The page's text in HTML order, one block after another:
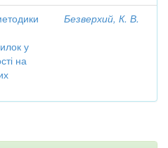
у
на
Безверхий, К. В.